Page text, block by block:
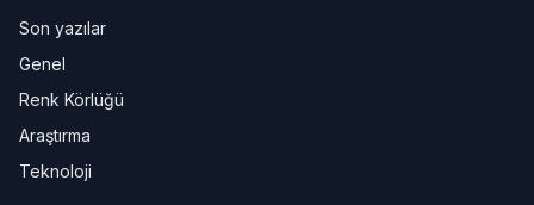
Son yazılar
Genel
Renk Körlüğü
Araştırma
Teknoloji